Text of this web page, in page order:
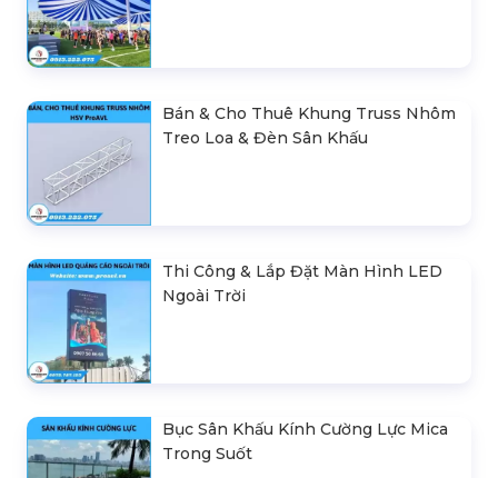
Bán & Cho Thuê Khung Truss Nhôm
Treo Loa & Đèn Sân Khấu
Thi Công & Lắp Đặt Màn Hình LED
Ngoài Trời
Bục Sân Khấu Kính Cường Lực Mica
Trong Suốt